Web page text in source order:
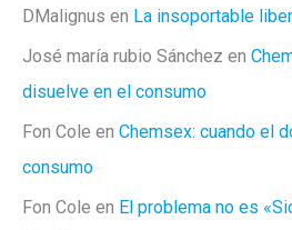
DMalignus en La insoportable
José maría rubio Sánchez en
disuelve en el consumo
Fon Cole en Chemsex: cuando el
consumo
Fon Cole en El problema no es